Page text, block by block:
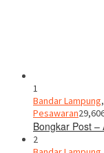
1
Bandar Lampung,
Pesawaran
Bongkar Post
2